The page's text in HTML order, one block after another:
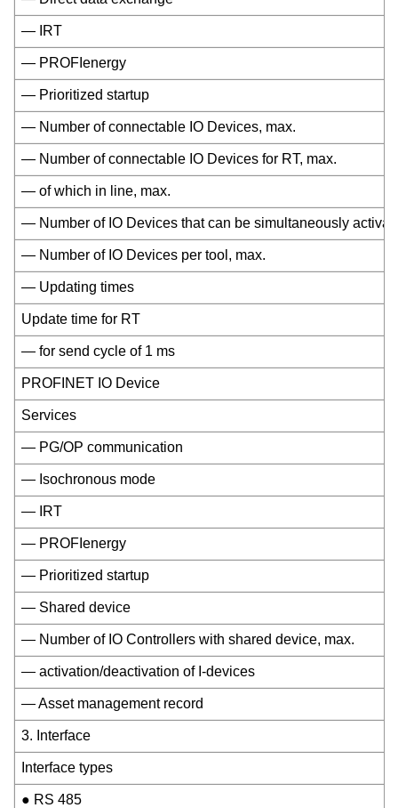
— IRT
— PROFIenergy
— Prioritized startup
— Number of connectable IO Devices, max.
— Number of connectable IO Devices for RT, max.
— of which in line, max.
— Number of IO Devices that can be simultaneously
— Number of IO Devices per tool, max.
— Updating times
Update time for RT
— for send cycle of 1 ms
PROFINET IO Device
Services
— PG/OP communication
— Isochronous mode
— IRT
— PROFIenergy
— Prioritized startup
— Shared device
— Number of IO Controllers with shared device, max.
— activation/deactivation of I-devices
— Asset management record
3. Interface
Interface types
● RS 485